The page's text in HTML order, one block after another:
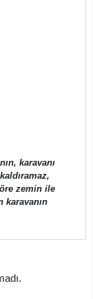
karavanı
zemin ile
karavanın